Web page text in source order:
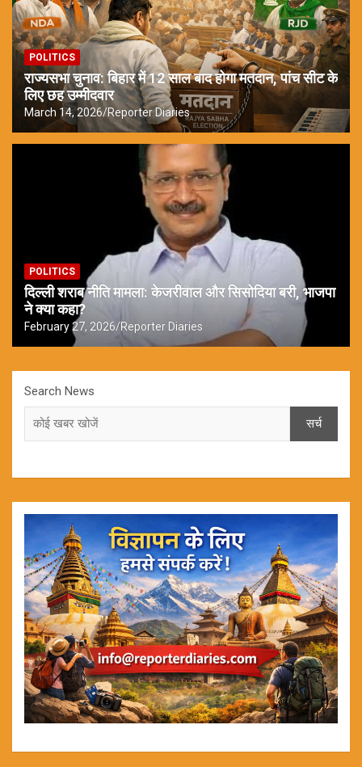
POLITICS
राज्यसभा चुनाव: बिहार में 12 साल बाद होगा मतदान, पांच सीट के
लिए छह उम्मीदवार
March 14, 2026 Reporter Diaries
POLITICS
दिल्ली शराब नीति मामला: केजरीवाल और सिसोदिया बरी, भाजपा
ने क्या कहा?
February 27, 2026 Reporter Diaries
Search News
सर्च